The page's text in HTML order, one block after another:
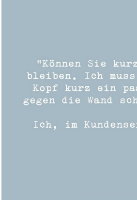
Ones & Twos...